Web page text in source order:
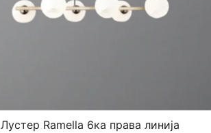
Лустер Ramella 6ка права линија